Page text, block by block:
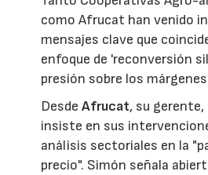
como Afrucat han venido
mensajes clave que
enfoque de 'reconversión
presión sobre los
DesdeAfrucat, su gerente,
insiste en sus
análisis sectoriales en la
precio". Simón señala